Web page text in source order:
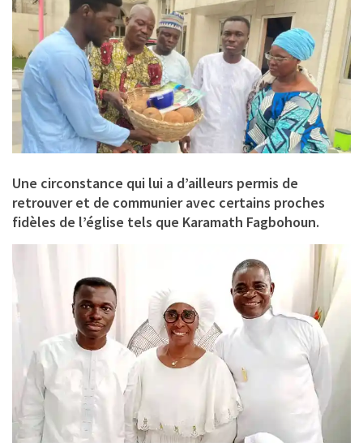
Une circonstance qui lui a d’ailleurs permis de
retrouver et de communier avec certains proches
fidèles de l’église tels que Karamath Fagbohoun.